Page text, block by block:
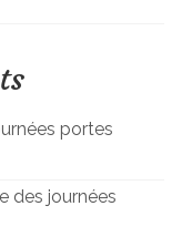
portes
des journées